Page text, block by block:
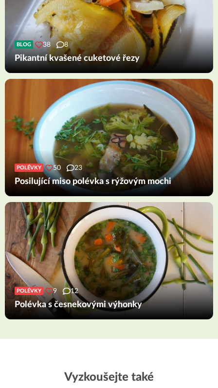
BLOG 38 8
Pikantní kvašené cuketové řezy
POLÉVKY 50 23
Posilující miso polévka s rýžovým mochi
POLÉVKY 9 12
Polévka s česnekovými výhonky
Vyzkoušejte také